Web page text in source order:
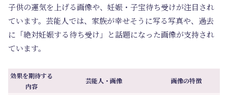
子供の運気を上げる画像や、妊娠・子宝待ち受けが注目され
ています。芸能人では、家族が幸せそうに写る写真や、過去
に「絶対妊娠する待ち受け」と話題になった画像が支持され
ています。
効果を期待する
内容
芸能人・画像 画像の特徴